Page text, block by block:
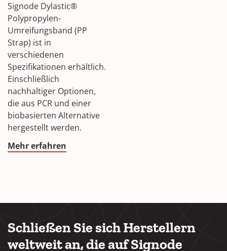
Signode Dylastic®
Polypropylen-
Umreifungsband (PP
Strap) ist in
verschiedenen
Spezifikationen erhältlich.
Einschließlich
nachhaltiger Optionen,
die aus PCR und einer
biobasierten Alternative
hergestellt werden.
Mehr erfahren
Schließen Sie sich Herstellern
weltweit an, die auf Signode